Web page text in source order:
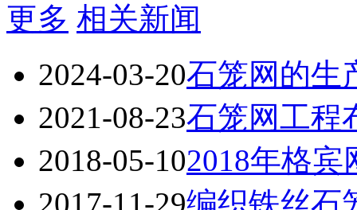
更多 相关新闻
2024-03-20石笼网的生
2021-08-23石笼网工程
2018-05-102018年格
2017-11-29编织铁丝石